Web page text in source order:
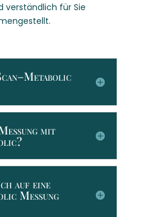
verständlich für Sie
mit
auf eine
Messung